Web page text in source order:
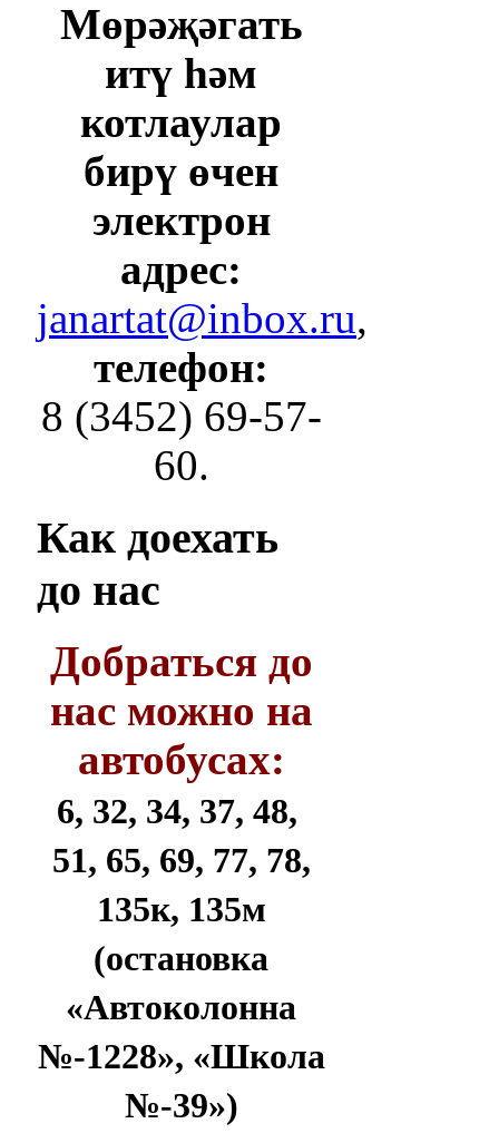
Мөрәҗәгать
итү һәм
котлаулар
бирү өчен
электрон
адрес:
janartat@inbox.ru,
телефон:
8 (3452) 69-57-
60.
Как доехать
до нас
Добраться до
нас можно на
автобусах:
6, 32, 34, 37, 48,
51, 65, 69, 77, 78,
135к, 135м
(остановка
«Автоколонна
№-1228», «Школа
№-39»)